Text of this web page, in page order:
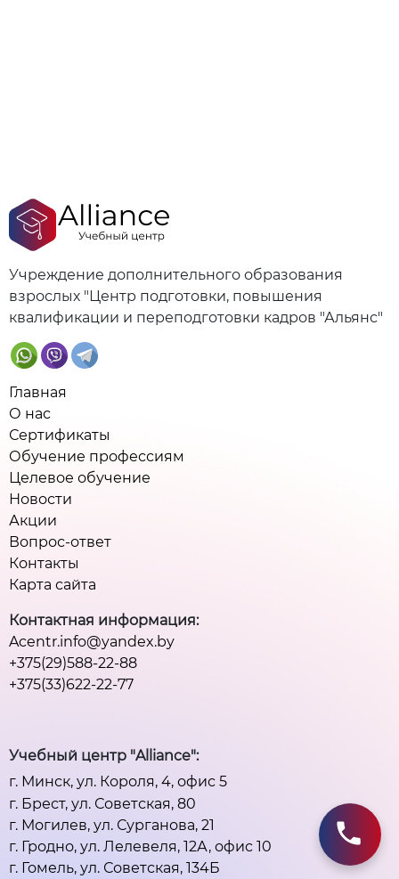
Учреждение дополнительного образования
взрослых "Центр подготовки, повышения
квалификации и переподготовки кадров "Альянс"
Главная
О нас
Сертификаты
Обучение профессиям
Целевое обучение
Новости
Акции
Вопрос-ответ
Контакты
Карта сайта
Контактная информация:
Acentr.info@yandex.by
+375(29)588-22-88
+375(33)622-22-77
Учебный центр "Alliance":
г. Минск, ул. Короля, 4, офис 5
г. Брест, ул. Советская, 80
г. Могилев, ул. Сурганова, 21
г. Гродно, ул. Лелевеля, 12А, офис 10
г. Гомель, ул. Советская, 134Б